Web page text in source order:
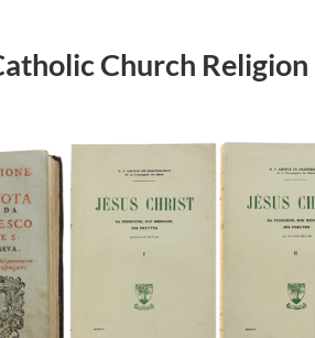
Church Religion